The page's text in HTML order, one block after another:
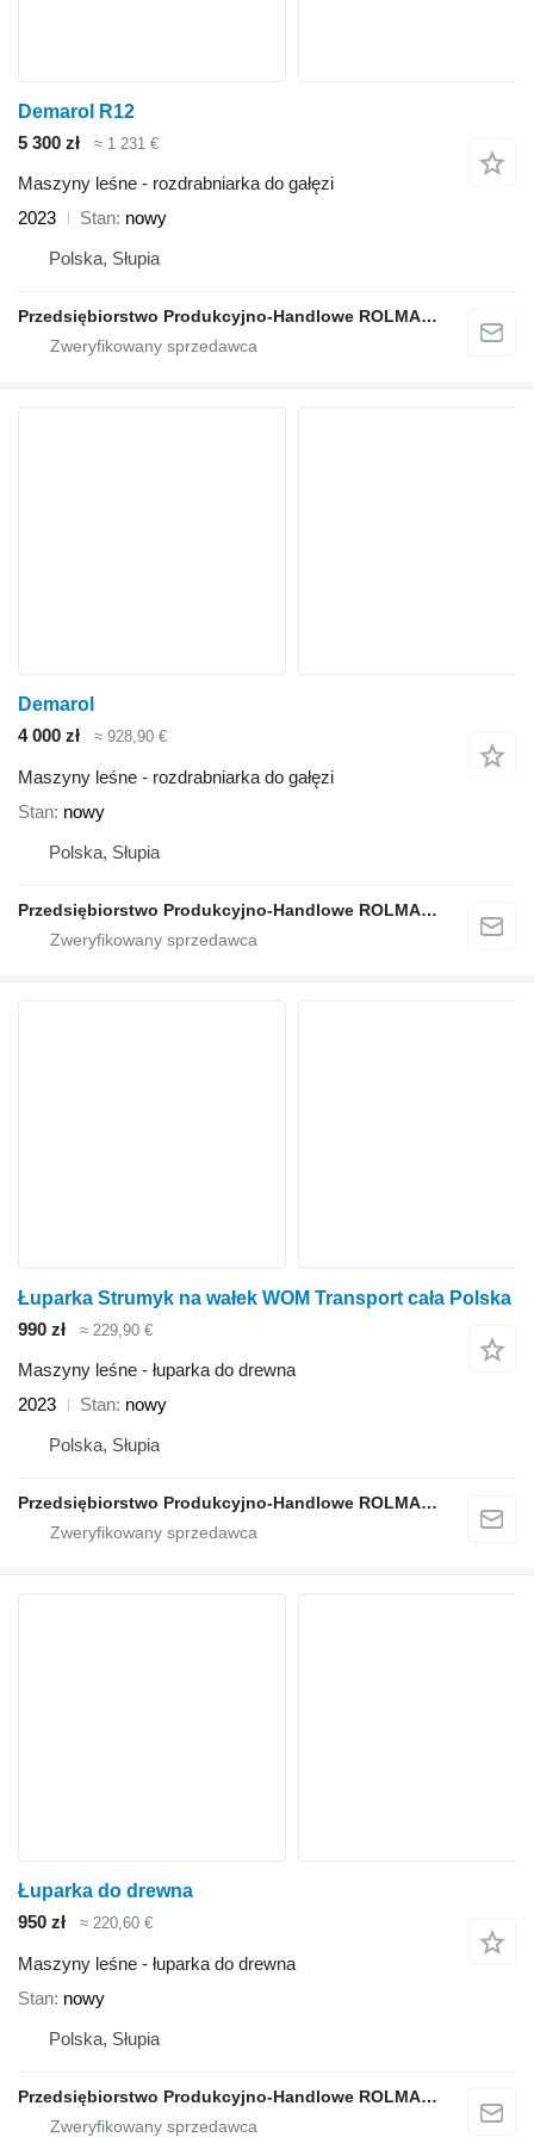
Demarol R12
5 300 zł
≈ 1 231 €
Maszyny leśne - rozdrabniarka do gałęzi
2023
Stan nowy
Polska, Słupia
Przedsiębiorstwo Produkcyjno-Handlowe ROLMAPOL Marcin Dziekan
Demarol
4 000 zł
≈ 928,90 €
Maszyny leśne - rozdrabniarka do gałęzi
Stan nowy
Polska, Słupia
Przedsiębiorstwo Produkcyjno-Handlowe ROLMAPOL Marcin Dziekan
Łuparka Strumyk na wałek WOM Transport cała Polska
990 zł
≈ 229,90 €
Maszyny leśne - łuparka do drewna
2023
Stan nowy
Polska, Słupia
Przedsiębiorstwo Produkcyjno-Handlowe ROLMAPOL Marcin Dziekan
Łuparka do drewna
950 zł
≈ 220,60 €
Maszyny leśne - łuparka do drewna
Stan nowy
Polska, Słupia
Przedsiębiorstwo Produkcyjno-Handlowe ROLMAPOL Marcin Dziekan